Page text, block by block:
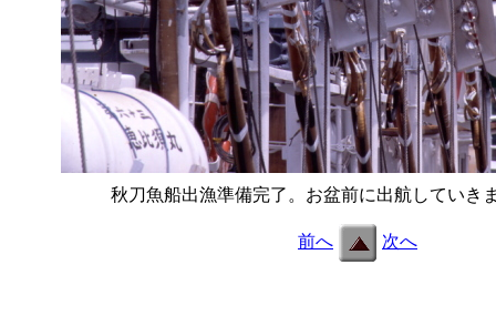
秋刀魚船出漁準備完了。お盆前に出航していき
前へ 次へ